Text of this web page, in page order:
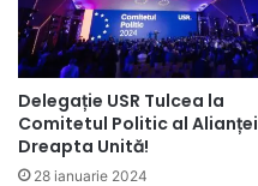
Delegație USR Tulcea la
Comitetul Politic al Alianței
Dreapta Unită!
28 ianuarie 2024